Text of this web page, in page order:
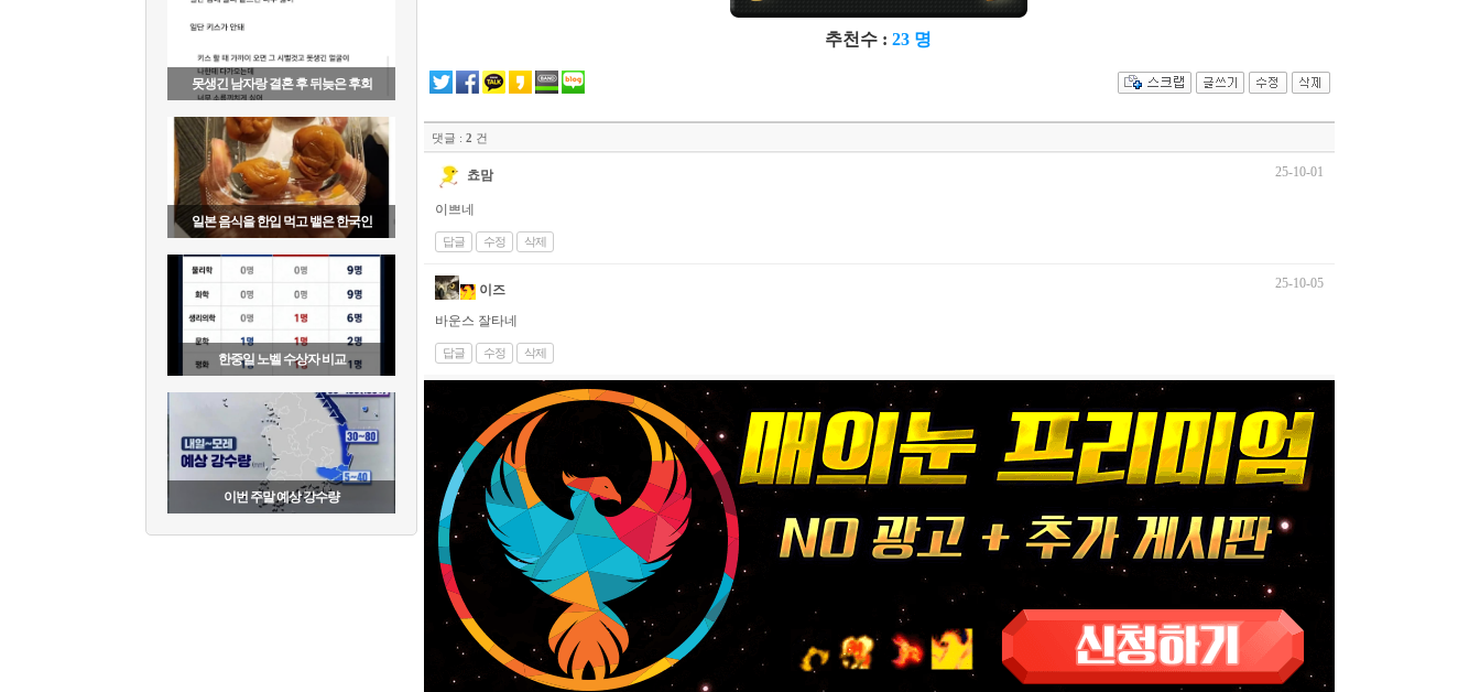
못생긴 남자랑 결혼 후 뒤늦은 후회
일본 음식을 한입 먹고 뱉은 한국인
한중일 노벨 수상자 비교
이번 주말 예상 강수량
추천수 : 23 명
댓글 : 2 건
쵸맘 25-10-01
이쁘네
답글 수정 삭제
이즈 25-10-05
바운스 잘타네
답글 수정 삭제